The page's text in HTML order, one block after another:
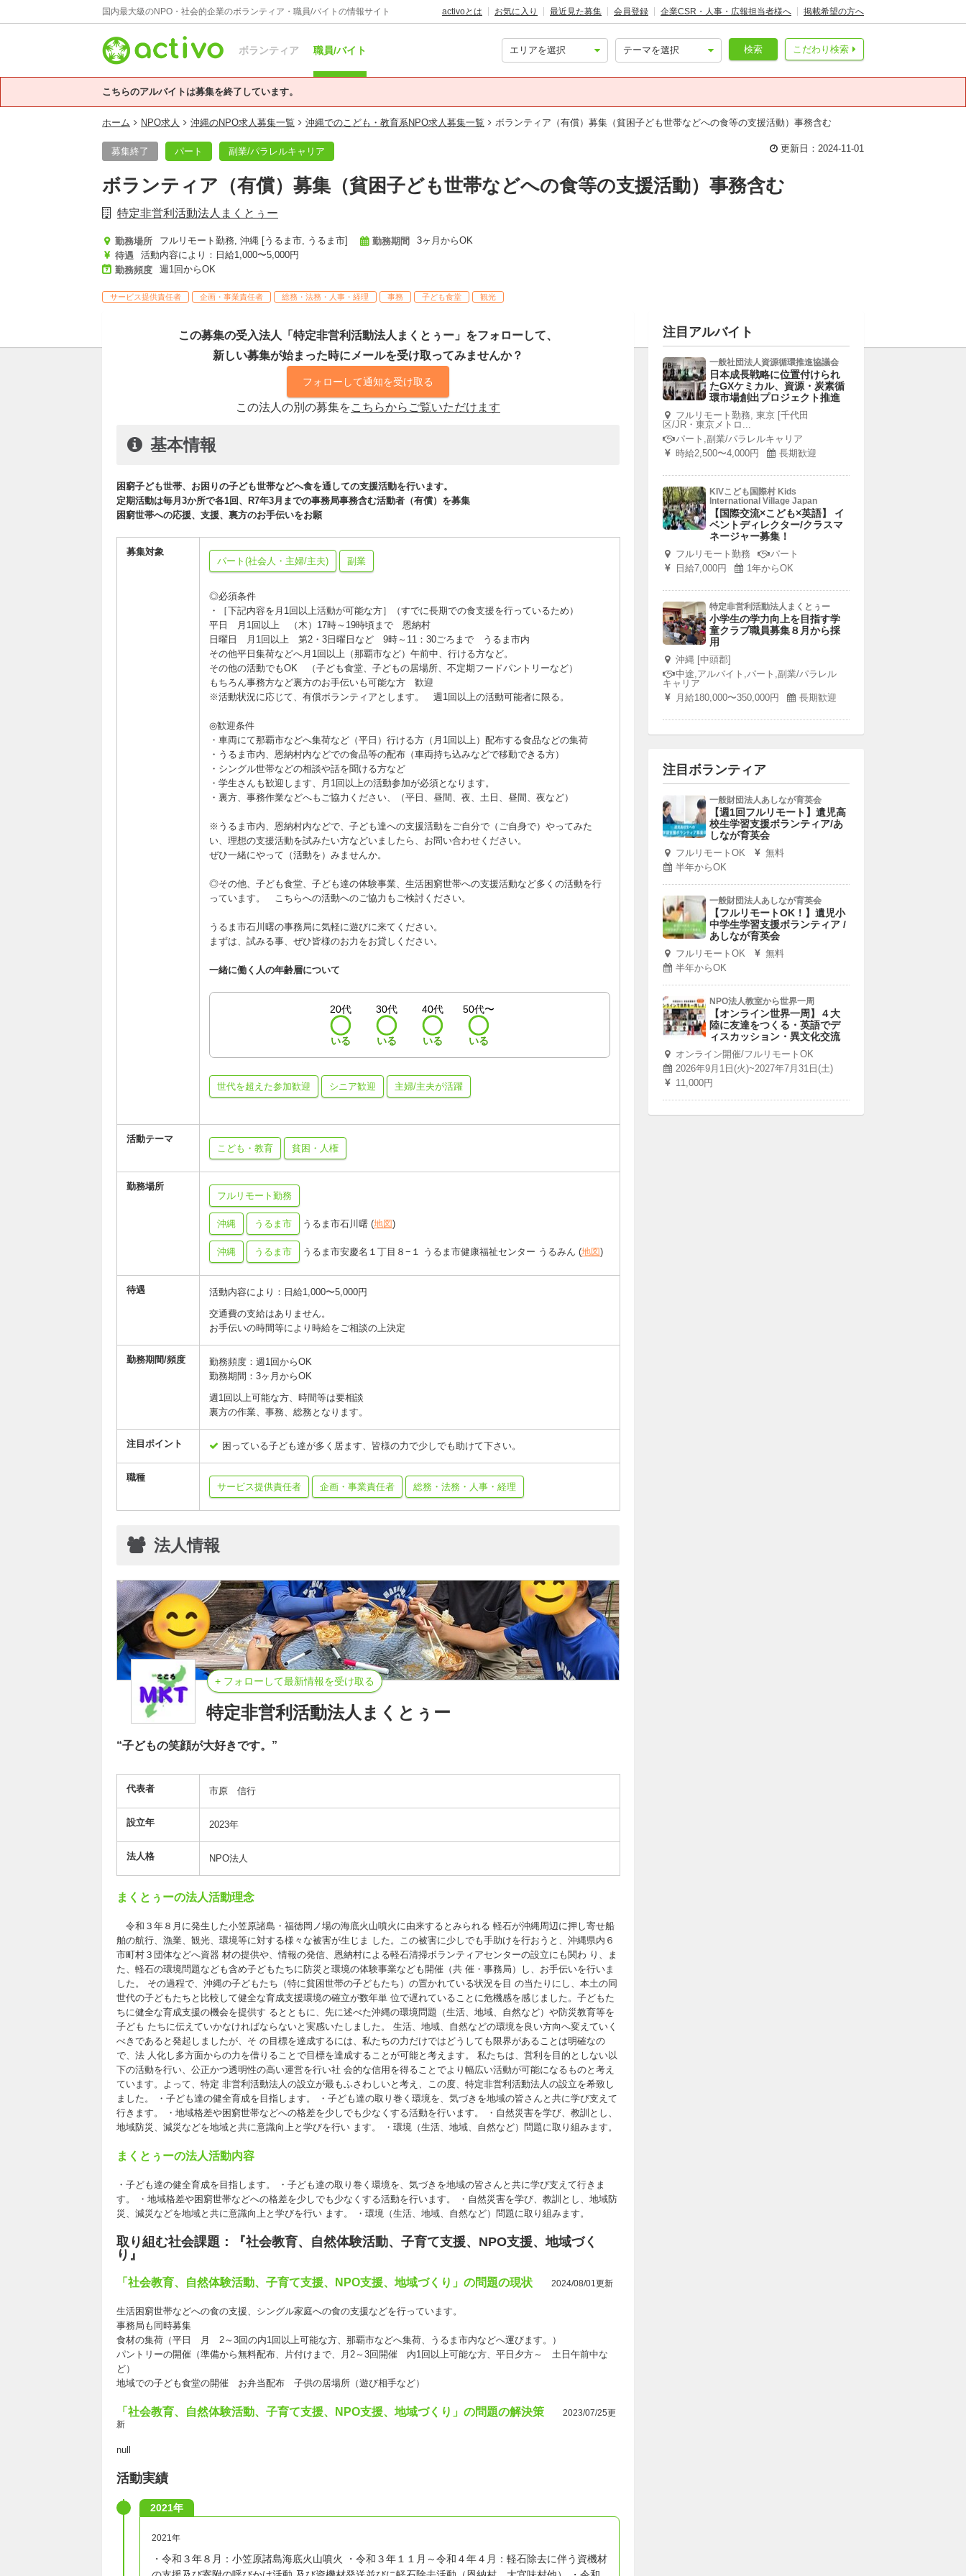
国内最大級のNPO・社会的企業のボランティア・職員/バイトの情報サイト activoとは お気に入り 最近見た募集 会員登録 企業CSR・人事・広報担当者様へ 掲載希望の方へ
ボランティア 職員/バイト こだわり検索
検索
こちらのアルバイトは募集を終了しています。
ホーム NPO求人 沖縄のNPO求人募集一覧 沖縄でのこども・教育系NPO求人募集一覧 ボランティア（有償）募集（貧困子ども世帯などへの食等の支援活動）事務含む
募集終了 パート 副業/パラレルキャリア 更新日：2024-11-01
ボランティア（有償）募集（貧困子ども世帯などへの食等の支援活動）事務含む
特定非営利活動法人まくとぅー
勤務場所
フルリモート勤務, 沖縄 [うるま市, うるま市]
待遇
活動内容により：日給1,000〜5,000円
勤務頻度
週1回からOK
勤務期間 3ヶ月からOK
サービス提供責任者 企画・事業責任者 総務・法務・人事・経理 事務 子ども食堂 観光
この募集の受入法人「特定非営利活動法人まくとぅー」をフォローして、
新しい募集が始まった時にメールを受け取ってみませんか？
フォローして通知を受け取る
この法人の別の募集をこちらからご覧いただけます
基本情報
困窮子ども世帯、お困りの子ども世帯などへ食を通しての支援活動を行います。
定期活動は毎月3か所で各1回、R7年3月までの事務局事務含む活動者（有償）を募集
困窮世帯への応援、支援、裏方のお手伝いをお願
募集対象
パート(社会人・主婦/主夫)
副業
◎必須条件
・［下記内容を月1回以上活動が可能な方］（すでに長期での食支援を行っているため）
平日 月1回以上 （木）17時～19時頃まで 恩納村
日曜日 月1回以上 第2・3日曜日など 9時～11：30ごろまで うるま市内
その他平日集荷などへ月1回以上（那覇市など）午前中、行ける方など。
その他の活動でもOK （子ども食堂、子どもの居場所、不定期フードパントリーなど）
もちろん事務方など裏方のお手伝いも可能な方 歓迎
※活動状況に応じて、有償ボランティアとします。 週1回以上の活動可能者に限る。
◎歓迎条件
・車両にて那覇市などへ集荷など（平日）行ける方（月1回以上）配布する食品などの集荷
・うるま市内、恩納村内などでの食品等の配布（車両持ち込みなどで移動できる方）
・シングル世帯などの相談や話を聞ける方など
・学生さんも歓迎します、月1回以上の活動参加が必須となります。
・裏方、事務作業などへもご協力ください、（平日、昼間、夜、土日、昼間、夜など）
※うるま市内、恩納村内などで、子ども達への支援活動をご自分で（ご自身で）やってみた
い、理想の支援活動を試みたい方などいましたら、お問い合わせください。
ぜひ一緒にやって（活動を）みませんか。
◎その他、子ども食堂、子ども達の体験事業、生活困窮世帯への支援活動など多くの活動を行
っています。 こちらへの活動へのご協力もご検討ください。
うるま市石川曙の事務局に気軽に遊びに来てください。
まずは、試みる事、ぜひ皆様のお力をお貸しください。
一緒に働く人の年齢層について
20代
いる
30代
いる
40代
いる
50代〜
いる
世代を超えた参加歓迎 シニア歓迎 主婦/主夫が活躍
活動テーマ
こども・教育
貧困・人権
勤務場所
フルリモート勤務
沖縄 うるま市 うるま市石川曙 (地図)
沖縄 うるま市 うるま市安慶名１丁目８−１ うるま市健康福祉センター うるみん (地図)
待遇
活動内容により：日給1,000〜5,000円
交通費の支給はありません。
お手伝いの時間等により時給をご相談の上決定
勤務期間/頻度
勤務頻度：週1回からOK
勤務期間：3ヶ月からOK
週1回以上可能な方、時間等は要相談
裏方の作業、事務、総務となります。
注目ポイント 困っている子ども達が多く居ます、皆様の力で少しでも助けて下さい。
職種
サービス提供責任者
企画・事業責任者 総務・法務・人事・経理
法人情報
+ フォローして最新情報を受け取る
特定非営利活動法人まくとぅー
“子どもの笑顔が大好きです。”
代表者 市原 信行
設立年 2023年
法人格 NPO法人
まくとぅーの法人活動理念
令和３年８月に発生した小笠原諸島・福徳岡ノ場の海底火山噴火に由来するとみられる 軽石が沖縄周辺に押し寄せ船
舶の航行、漁業、観光、環境等に対する様々な被害が生じま した。この被害に少しでも手助けを行おうと、沖縄県内６
市町村３団体などへ資器 材の提供や、情報の発信、恩納村による軽石清掃ボランティアセンターの設立にも関わ り、ま
た、軽石の環境問題なども含め子どもたちに防災と環境の体験事業なども開催（共 催・事務局）し、お手伝いを行いま
した。 その過程で、沖縄の子どもたち（特に貧困世帯の子どもたち）の置かれている状況を目 の当たりにし、本土の同
世代の子どもたちと比較して健全な育成支援環境の確立が数年単 位で遅れていることに危機感を感じました。子どもた
ちに健全な育成支援の機会を提供す るとともに、先に述べた沖縄の環境問題（生活、地域、自然など）や防災教育等を
子ども たちに伝えていかなければならないと実感いたしました。 生活、地域、自然などの環境を良い方向へ変えていく
べきであると発起しましたが、そ の目標を達成するには、私たちの力だけではどうしても限界があることは明確なの
で、法 人化し多方面からの力を借りることで目標を達成することが可能と考えます。 私たちは、営利を目的としない以
下の活動を行い、公正かつ透明性の高い運営を行い社 会的な信用を得ることでより幅広い活動が可能になるものと考え
ています。よって、特定 非営利活動法人の設立が最もふさわしいと考え、この度、特定非営利活動法人の設立を希致し
ました。 ・子ども達の健全育成を目指します。 ・子ども達の取り巻く環境を、気づきを地域の皆さんと共に学び支えて
行きます。 ・地域格差や困窮世帯などへの格差を少しでも少なくする活動を行います。 ・自然災害を学び、教訓とし、
地域防災、減災などを地域と共に意識向上と学びを行い ます。 ・環境（生活、地域、自然など）問題に取り組みます。
まくとぅーの法人活動内容
・子ども達の健全育成を目指します。 ・子ども達の取り巻く環境を、気づきを地域の皆さんと共に学び支えて行きま
す。 ・地域格差や困窮世帯などへの格差を少しでも少なくする活動を行います。 ・自然災害を学び、教訓とし、地域防
災、減災などを地域と共に意識向上と学びを行い ます。 ・環境（生活、地域、自然など）問題に取り組みます。
取り組む社会課題：『社会教育、自然体験活動、子育て支援、NPO支援、地域づく
り』
「社会教育、自然体験活動、子育て支援、NPO支援、地域づくり」の問題の現状 2024/08/01更新
生活困窮世帯などへの食の支援、シングル家庭への食の支援などを行っています。
事務局も同時募集
食材の集荷（平日 月 2～3回の内1回以上可能な方、那覇市などへ集荷、うるま市内などへ運びます。）
パントリーの開催（準備から無料配布、片付けまで、月2～3回開催 内1回以上可能な方、平日夕方～ 土日午前中な
ど）
地域での子ども食堂の開催 お弁当配布 子供の居場所（遊び相手など）
「社会教育、自然体験活動、子育て支援、NPO支援、地域づくり」の問題の解決策
2023/07/25更
新
null
活動実績
2021年
2021年
・令和３年８月：小笠原諸島海底火山噴火 ・令和３年１１月～令和４年４月：軽石除去に伴う資機材
注目アルバイト
一般社団法人資源循環推進協議会
日本成長戦略に位置付けられ
たGXケミカル、資源・炭素循
環市場創出プロジェクト推進
フルリモート勤務, 東京 [千代田
区/JR・東京メトロ...
パート,副業/パラレルキャリア
時給2,500〜4,000円
長期歓迎
KIVこども国際村 Kids
International Village Japan
【国際交流×こども×英語】 イ
ベントディレクター/クラスマ
ネージャー募集！
フルリモート勤務
パート
日給7,000円
1年からOK
特定非営利活動法人まくとぅー
小学生の学力向上を目指す学
童クラブ職員募集８月から採
用
沖縄 [中頭郡]
中途,アルバイト,パート,副業/パラレル
キャリア
月給180,000〜350,000円
長期歓迎
注目ボランティア
一般財団法人あしなが育英会
【週1回フルリモート】遺児高
校生学習支援ボランティア/あ
しなが育英会
フルリモートOK
無料
半年からOK
一般財団法人あしなが育英会
【フルリモートOK！】遺児小
中学生学習支援ボランティア /
あしなが育英会
フルリモートOK
無料
半年からOK
NPO法人教室から世界一周
【オンライン世界一周】４大
陸に友達をつくる・英語でデ
ィスカッション・異文化交流
オンライン開催/フルリモートOK
2026年9月1日(火)~2027年7月31日(土)
11,000円